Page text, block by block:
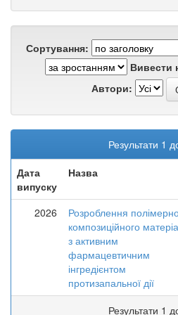
Сортування:
Вивести
Автори:
Результати 1
Дата
випуску
Назва
2026
Розроблення
композиційного
з активним
фармацевтичним
інгредієнтом
протизапальної дії
Результати 1